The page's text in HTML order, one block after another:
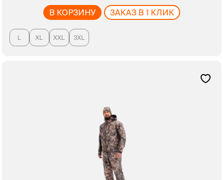
В КОРЗИНУ ЗАКАЗ В 1 КЛИК
L XL XXL 3XL